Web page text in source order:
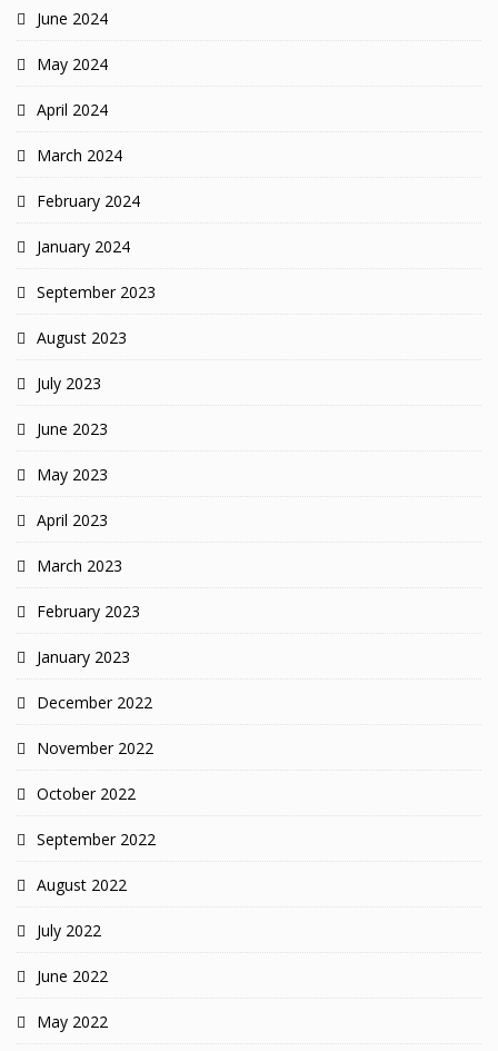
June 2024
May 2024
April 2024
March 2024
February 2024
January 2024
September 2023
August 2023
July 2023
June 2023
May 2023
April 2023
March 2023
February 2023
January 2023
December 2022
November 2022
October 2022
September 2022
August 2022
July 2022
June 2022
May 2022